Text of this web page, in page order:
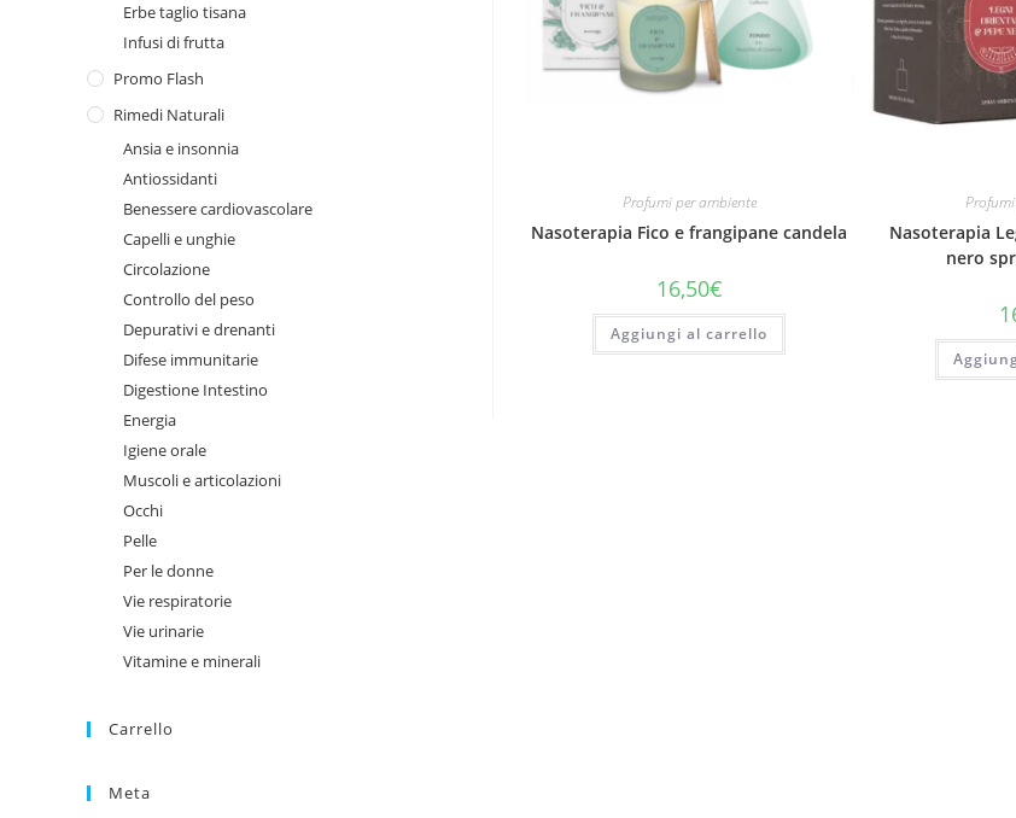
Profumi per ambiente
Nasoterapia Fico e frangipane candela
16,50€
Aggiungi al carrello
Nasoterapia
nero
Erbe taglio tisana
Infusi di frutta
Promo Flash
Rimedi Naturali
Ansia e insonnia
Antiossidanti
Benessere cardiovascolare
Capelli e unghie
Circolazione
Controllo del peso
Depurativi e drenanti
Difese immunitarie
Digestione Intestino
Energia
Igiene orale
Muscoli e articolazioni
Occhi
Pelle
Per le donne
Vie respiratorie
Vie urinarie
Vitamine e minerali
Carrello
Meta